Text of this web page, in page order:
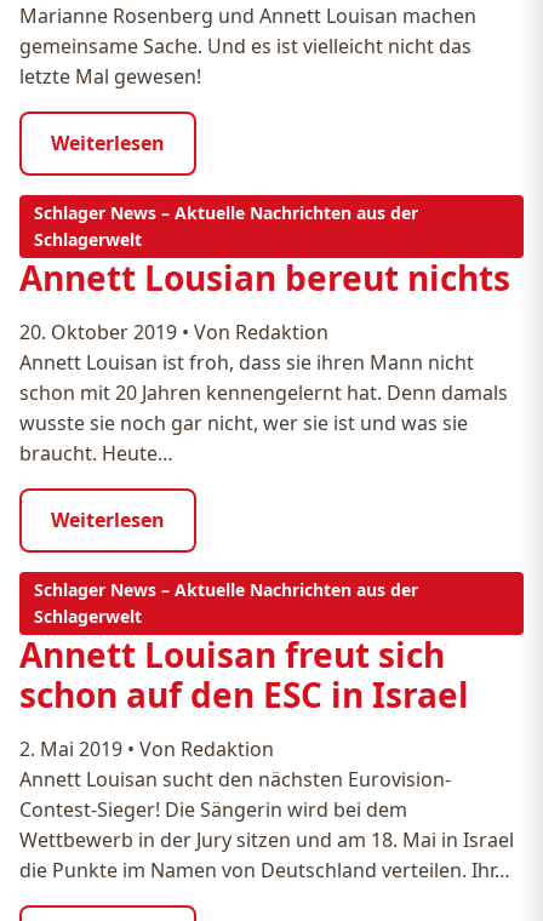
Marianne Rosenberg und Annett Louisan machen
gemeinsame Sache. Und es ist vielleicht nicht das
letzte Mal gewesen!
Weiterlesen
Schlager News – Aktuelle Nachrichten aus der
Schlagerwelt
Annett Lousian bereut nichts
20. Oktober 2019 • Von Redaktion
Annett Louisan ist froh, dass sie ihren Mann nicht
schon mit 20 Jahren kennengelernt hat. Denn damals
wusste sie noch gar nicht, wer sie ist und was sie
braucht. Heute…
Weiterlesen
Schlager News – Aktuelle Nachrichten aus der
Schlagerwelt
Annett Louisan freut sich
schon auf den ESC in Israel
2. Mai 2019 • Von Redaktion
Annett Louisan sucht den nächsten Eurovision-
Contest-Sieger! Die Sängerin wird bei dem
Wettbewerb in der Jury sitzen und am 18. Mai in Israel
die Punkte im Namen von Deutschland verteilen. Ihr…